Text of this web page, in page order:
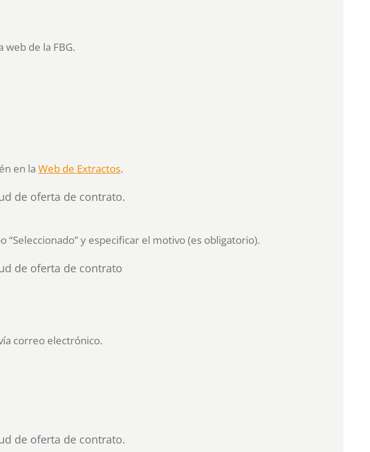
de la FBG.
en la Web de Extractos.
de oferta de contrato.
“Seleccionado” y especificar el motivo (es obligatorio).
de oferta de contrato
correo electrónico.
de oferta de contrato.